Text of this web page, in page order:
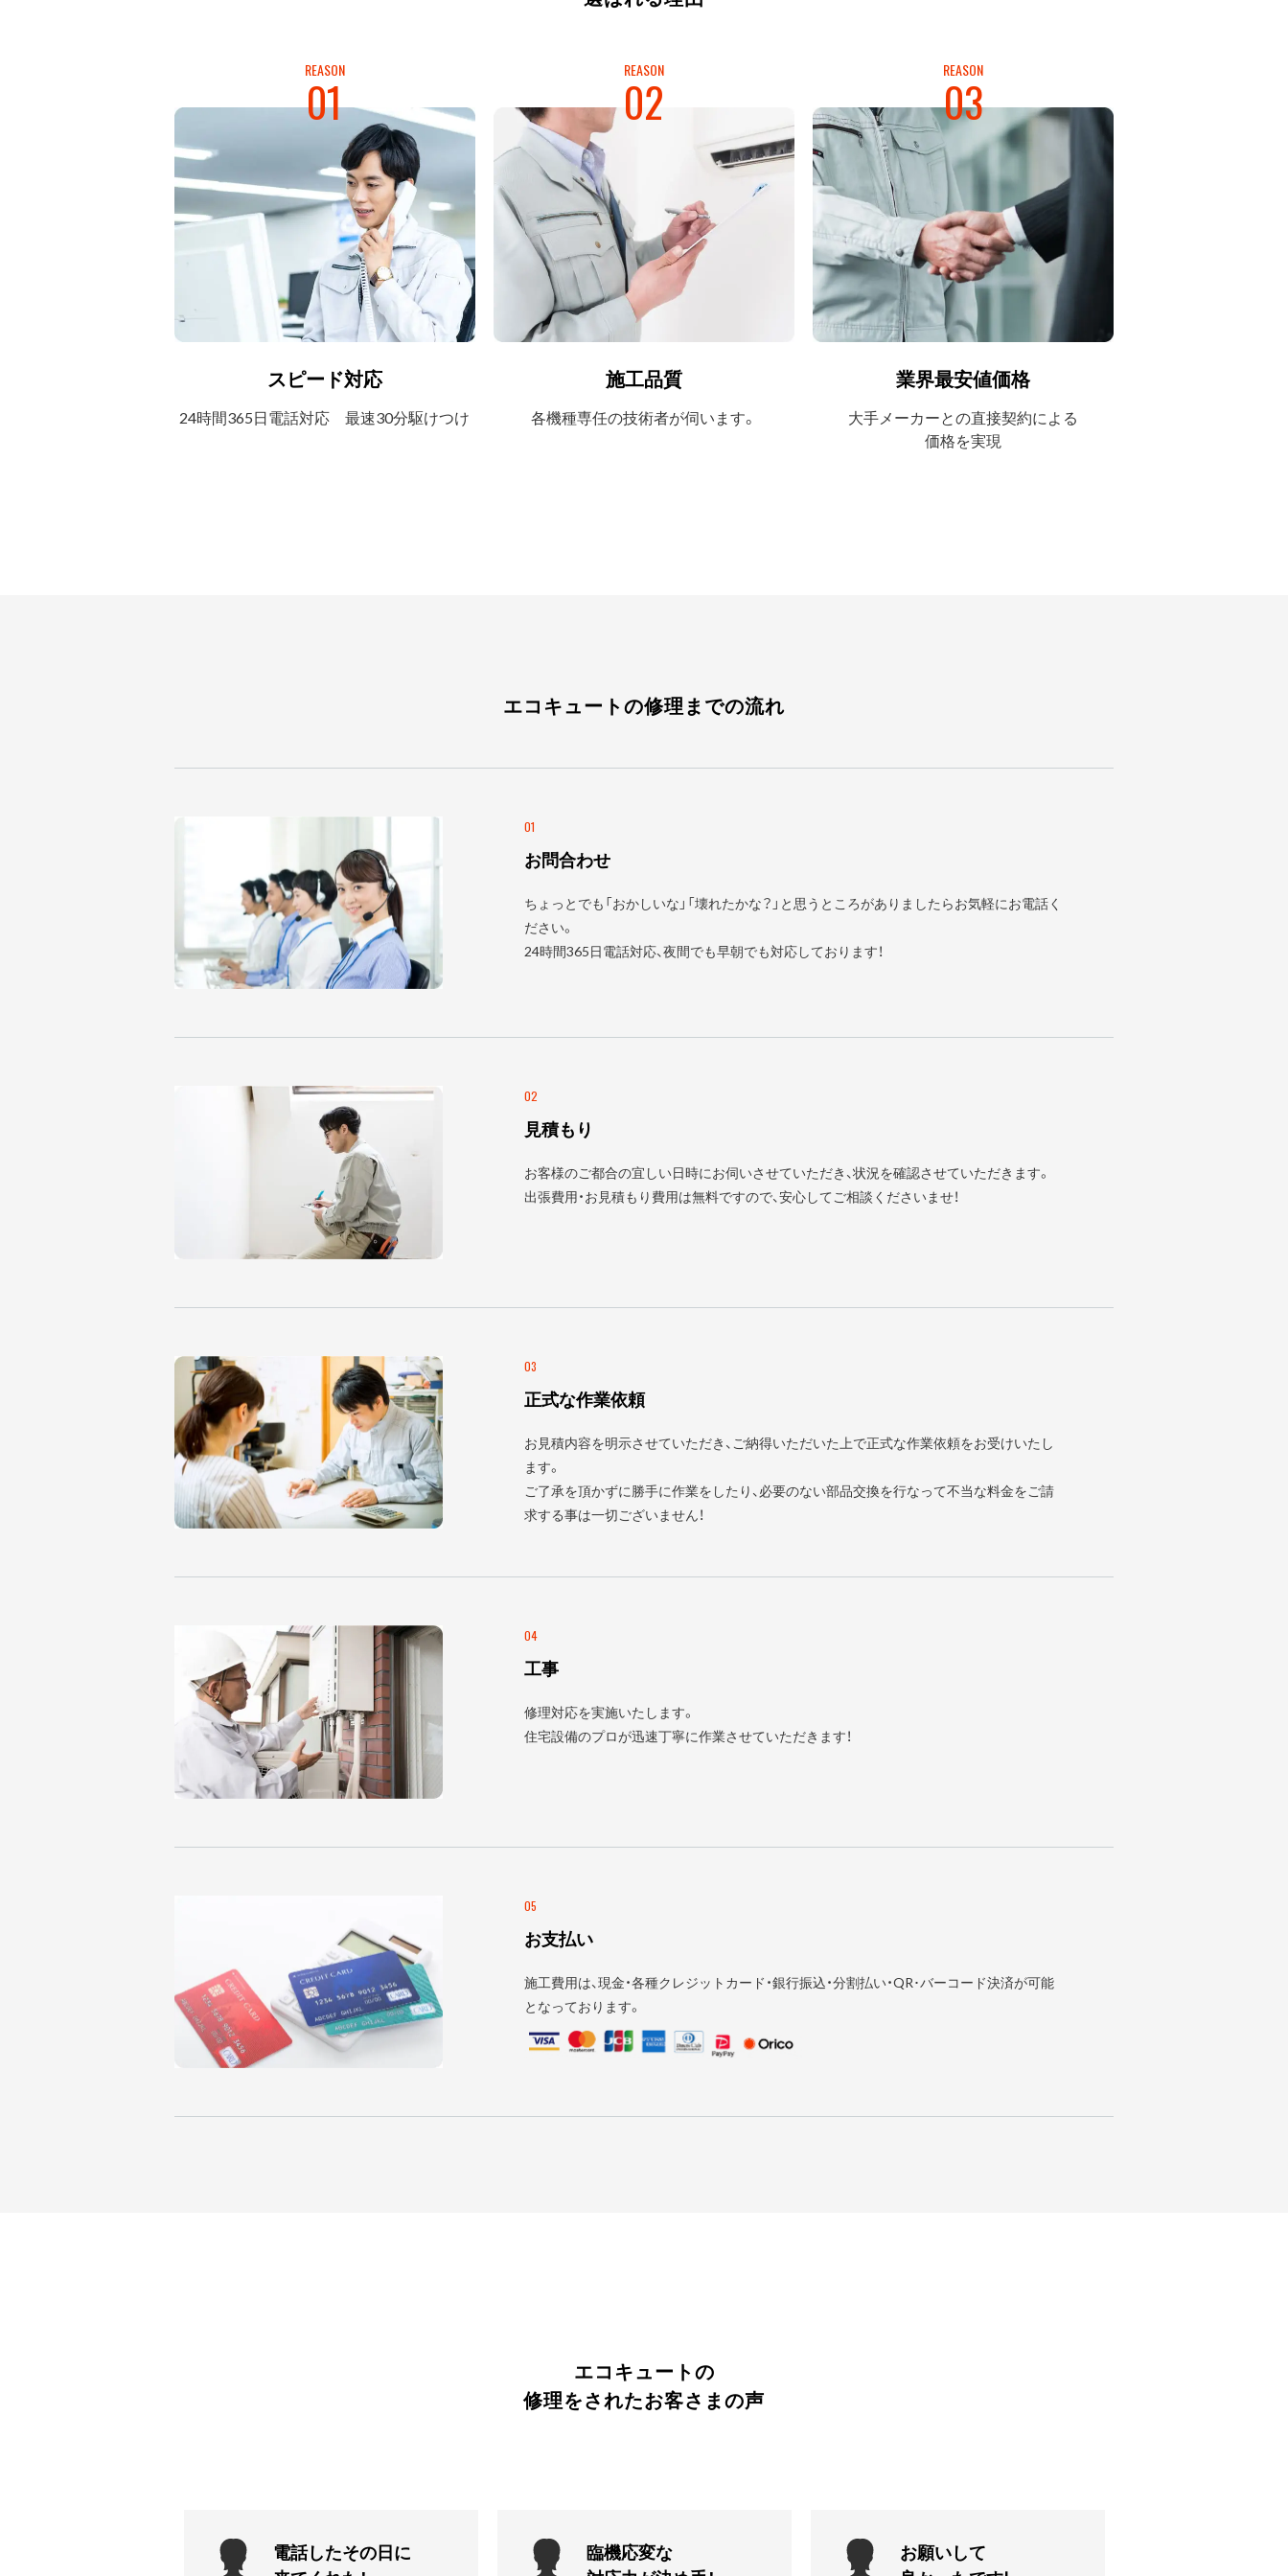
REASON
01
スピード対応
24時間365日電話対応最速30分駆けつけ
REASON
02
施工品質
各機種専任の技術者が伺います。
REASON
03
業界最安値価格
大手メーカーとの直接契約による
価格を実現
エコキュートの修理までの流れ
01
お問合わせ
ちょっとでも「おかしいな」「壊れたかな？」と思うところがありましたらお気軽にお電話く
ださい。
24時間365日電話対応、夜間でも早朝でも対応しております！
02
見積もり
お客様のご都合の宜しい日時にお伺いさせていただき、状況を確認させていただきます。
出張費用・お見積もり費用は無料ですので、安心してご相談くださいませ！
03
正式な作業依頼
お見積内容を明示させていただき、ご納得いただいた上で正式な作業依頼をお受けいたし
ます。
ご了承を頂かずに勝手に作業をしたり、必要のない部品交換を行なって不当な料金をご請
求する事は一切ございません！
04
工事
修理対応を実施いたします。
住宅設備のプロが迅速丁寧に作業させていただきます！
05
お支払い
施工費用は、現金・各種クレジットカード・銀行振込・分割払い・QR･バーコード決済が可能
となっております。
エコキュートの
修理をされたお客さまの声
電話したその日に
臨機応変な
お願いして